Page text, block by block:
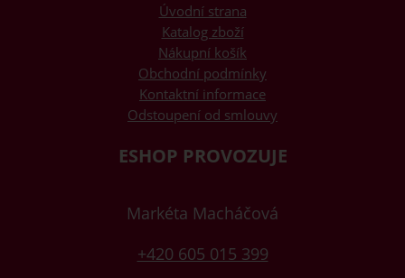
Úvodní strana
Katalog zboží
Nákupní košík
Obchodní podmínky
Kontaktní informace
Odstoupení od smlouvy
ESHOP PROVOZUJE
Markéta Macháčová
+420 605 015 399